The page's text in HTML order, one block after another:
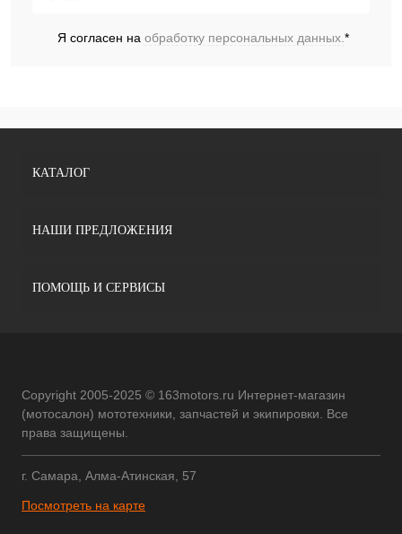
Я согласен на обработку персональных данных.*
КАТАЛОГ
НАШИ ПРЕДЛОЖЕНИЯ
ПОМОЩЬ И СЕРВИСЫ
Copyright 2005-2025 © 163motors.ru Интернет-магазин
(мотосалон) мототехники, запчастей и экипировки. Все
права защищены.
г. Самара, Алма-Атинская, 57
Посмотреть на карте